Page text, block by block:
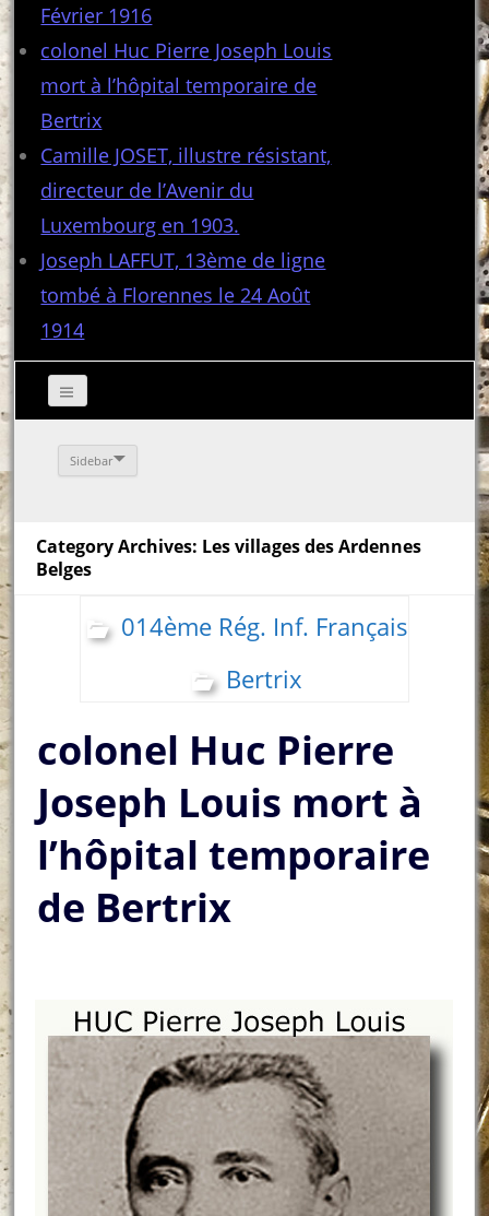
Février 1916
colonel Huc Pierre Joseph Louis
mort à l’hôpital temporaire de
Bertrix
Camille JOSET, illustre résistant,
directeur de l’Avenir du
Luxembourg en 1903.
Joseph LAFFUT, 13ème de ligne
tombé à Florennes le 24 Août
1914
Sidebar
Category Archives: Les villages des Ardennes
Belges
014ème Rég. Inf. Français
Bertrix
colonel Huc Pierre
Joseph Louis mort à
l’hôpital temporaire
de Bertrix